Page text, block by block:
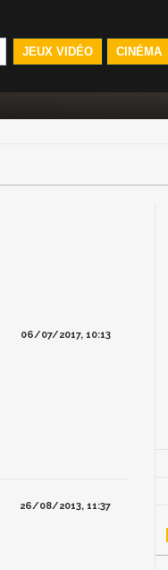
JEUX VIDÉO CINÉMA
06/07/2017, 10:13
26/08/2013, 11:37